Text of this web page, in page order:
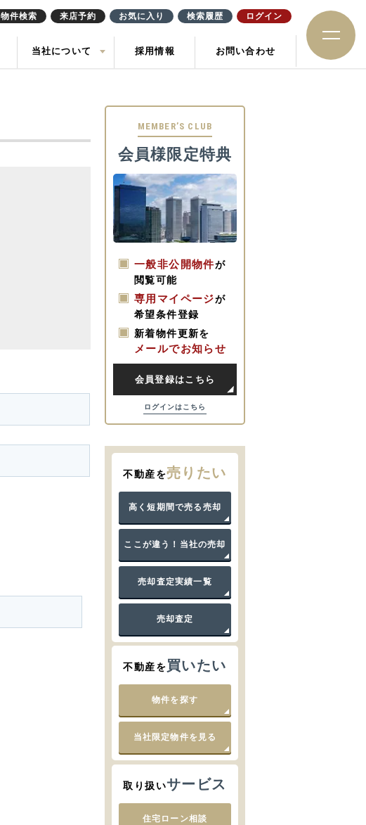
当社について 採用情報 お問い合わせ
MEMBER’S CLUB
会員様限定特典
一般非公開物件が
閲覧可能
専用マイページが
希望条件登録
新着物件更新を
メールでお知らせ
会員登録はこちら
ログインはこちら
不動産を売りたい
高く短期間で売る売却
ここが違う！当社の売却
売却査定実績一覧
売却査定
不動産を買いたい
物件を探す
当社限定物件を見る
取り扱いサービス
住宅ローン相談
物件検索 来店予約 お気に入り 検索履歴 ログイン